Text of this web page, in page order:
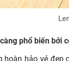
phổ biến bởi
hoàn hảo vẻ đẹp